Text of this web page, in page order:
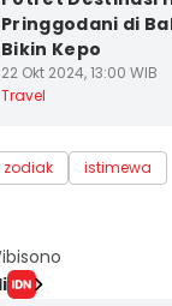
Pringgodani di
Bikin Kepo
22 Okt 2024, 13:00 WIB
Travel
zodiak istimewa